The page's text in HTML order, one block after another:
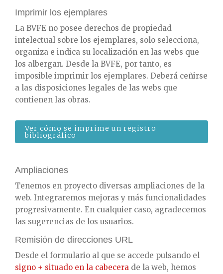
Imprimir los ejemplares
La BVFE no posee derechos de propiedad
intelectual sobre los ejemplares, solo selecciona,
organiza e indica su localización en las webs que
los albergan. Desde la BVFE, por tanto, es
imposible imprimir los ejemplares. Deberá ceñirse
a las disposiciones legales de las webs que
contienen las obras.
Ver cómo se imprime un registro
bibliográfico
Ampliaciones
Tenemos en proyecto diversas ampliaciones de la
web. Integraremos mejoras y más funcionalidades
progresivamente. En cualquier caso, agradecemos
las sugerencias de los usuarios.
Remisión de direcciones URL
Desde el formulario al que se accede pulsando el
signo + situado en la cabecera de la web, hemos